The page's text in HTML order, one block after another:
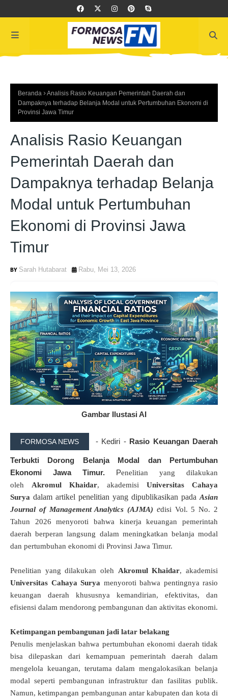
Beranda
Analisis Rasio Keuangan Pemerintah Daerah dan
Dampaknya terhadap Belanja Modal untuk Pertumbuhan Ekonomi di
Provinsi Jawa Timur
Analisis Rasio Keuangan
Pemerintah Daerah dan
Dampaknya terhadap Belanja
Modal untuk Pertumbuhan
Ekonomi di Provinsi Jawa
Timur
Sarah Hutabarat Rabu, Mei 13, 2026
Gambar Ilustasi AI
FORMOSA NEWS - Kediri - Rasio Keuangan Daerah
Terbukti Dorong Belanja Modal dan Pertumbuhan
Ekonomi Jawa Timur. Penelitian
yang dilakukan
oleh Akromul Khaidar, akademisi Universitas Cahaya
Surya dalam artikel penelitian yang dipublikasikan pada Asian
Journal of Management Analytics (AJMA) edisi Vol. 5 No. 2
Tahun 2026 menyoroti bahwa kinerja keuangan pemerintah
daerah berperan langsung dalam meningkatkan belanja modal
dan pertumbuhan ekonomi di Provinsi Jawa Timur.
Penelitian yang dilakukan oleh Akromul Khaidar, akademisi
Universitas Cahaya Surya menyoroti bahwa pentingnya rasio
keuangan daerah khususnya kemandirian, efektivitas, dan
efisiensi dalam mendorong pembangunan dan aktivitas ekonomi.
Ketimpangan pembangunan jadi latar belakang
Penulis menjelaskan bahwa pertumbuhan ekonomi daerah tidak
bisa dilepaskan dari kemampuan pemerintah daerah dalam
mengelola keuangan, terutama dalam mengalokasikan belanja
modal seperti pembangunan infrastruktur dan fasilitas publik.
Namun, ketimpangan pembangunan antar kabupaten dan kota di